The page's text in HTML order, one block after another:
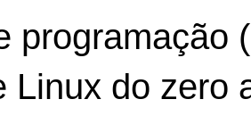
programação
Linux do zero